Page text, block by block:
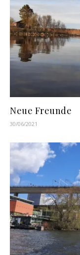
Neue Freunde
30/06/2021